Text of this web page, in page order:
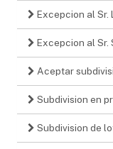
Excepcion al Sr.
Excepcion al Sr.
Aceptar
Subdivision en
Subdivision de